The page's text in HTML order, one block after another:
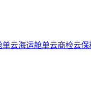
单云海运舱单云商检云保